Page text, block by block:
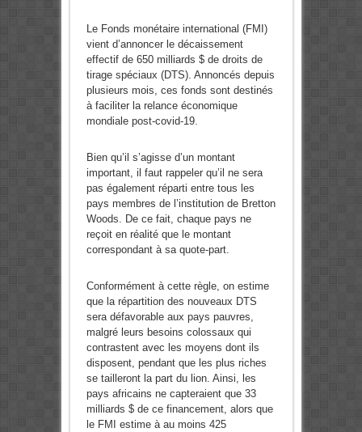
Le Fonds monétaire international (FMI)
vient d’annoncer le décaissement
effectif de 650 milliards $ de droits de
tirage spéciaux (DTS). Annoncés depuis
plusieurs mois, ces fonds sont destinés
à faciliter la relance économique
mondiale post-covid-19.
Bien qu’il s’agisse d’un montant
important, il faut rappeler qu’il ne sera
pas également réparti entre tous les
pays membres de l’institution de Bretton
Woods. De ce fait, chaque pays ne
reçoit en réalité que le montant
correspondant à sa quote-part.
Conformément à cette règle, on estime
que la répartition des nouveaux DTS
sera défavorable aux pays pauvres,
malgré leurs besoins colossaux qui
contrastent avec les moyens dont ils
disposent, pendant que les plus riches
se tailleront la part du lion. Ainsi, les
pays africains ne capteraient que 33
milliards $ de ce financement, alors que
le FMI estime à au moins 425